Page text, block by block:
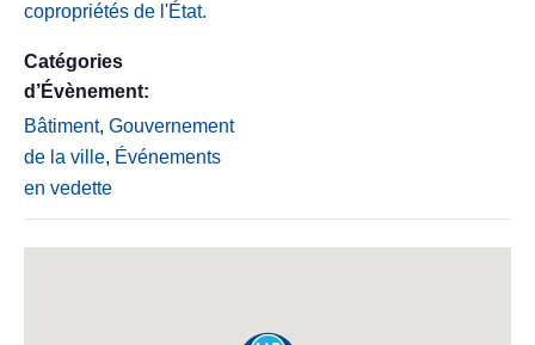
copropriétés de l'État.
Catégories
d’Évènement:
Bâtiment, Gouvernement
de la ville, Événements
en vedette